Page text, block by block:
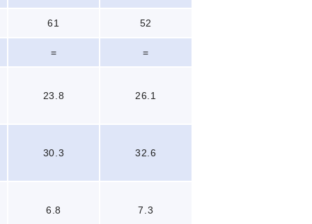
61 52
= =
23.8 26.1
30.3 32.6
6.8 7.3